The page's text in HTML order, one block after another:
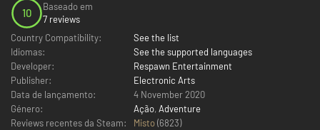
10
Baseado em
7 reviews
Country Compatibility:
See the list
Idiomas:
See the supported languages
Developer:
Respawn Entertainment
Publisher:
Electronic Arts
Data de lançamento:
4 November 2020
Género:
Ação, Adventure
Reviews recentes da Steam:
Misto(6823)